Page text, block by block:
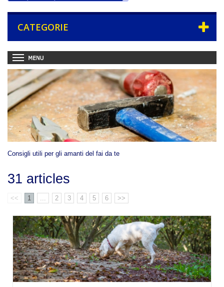
CATEGORIE
Consigli utili per gli amanti del fai da te
31 articles
<< 1 2 3 4 5 6 >>